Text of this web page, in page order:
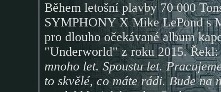
Během letošní plavby 70 000
SYMPHONY X Mike LePond s
pro dlouho očekávané album
"Underworld" z roku 2015. Řekl:
mnoho let. Spoustu let.
to skvělé, co máte rádi. Bude na